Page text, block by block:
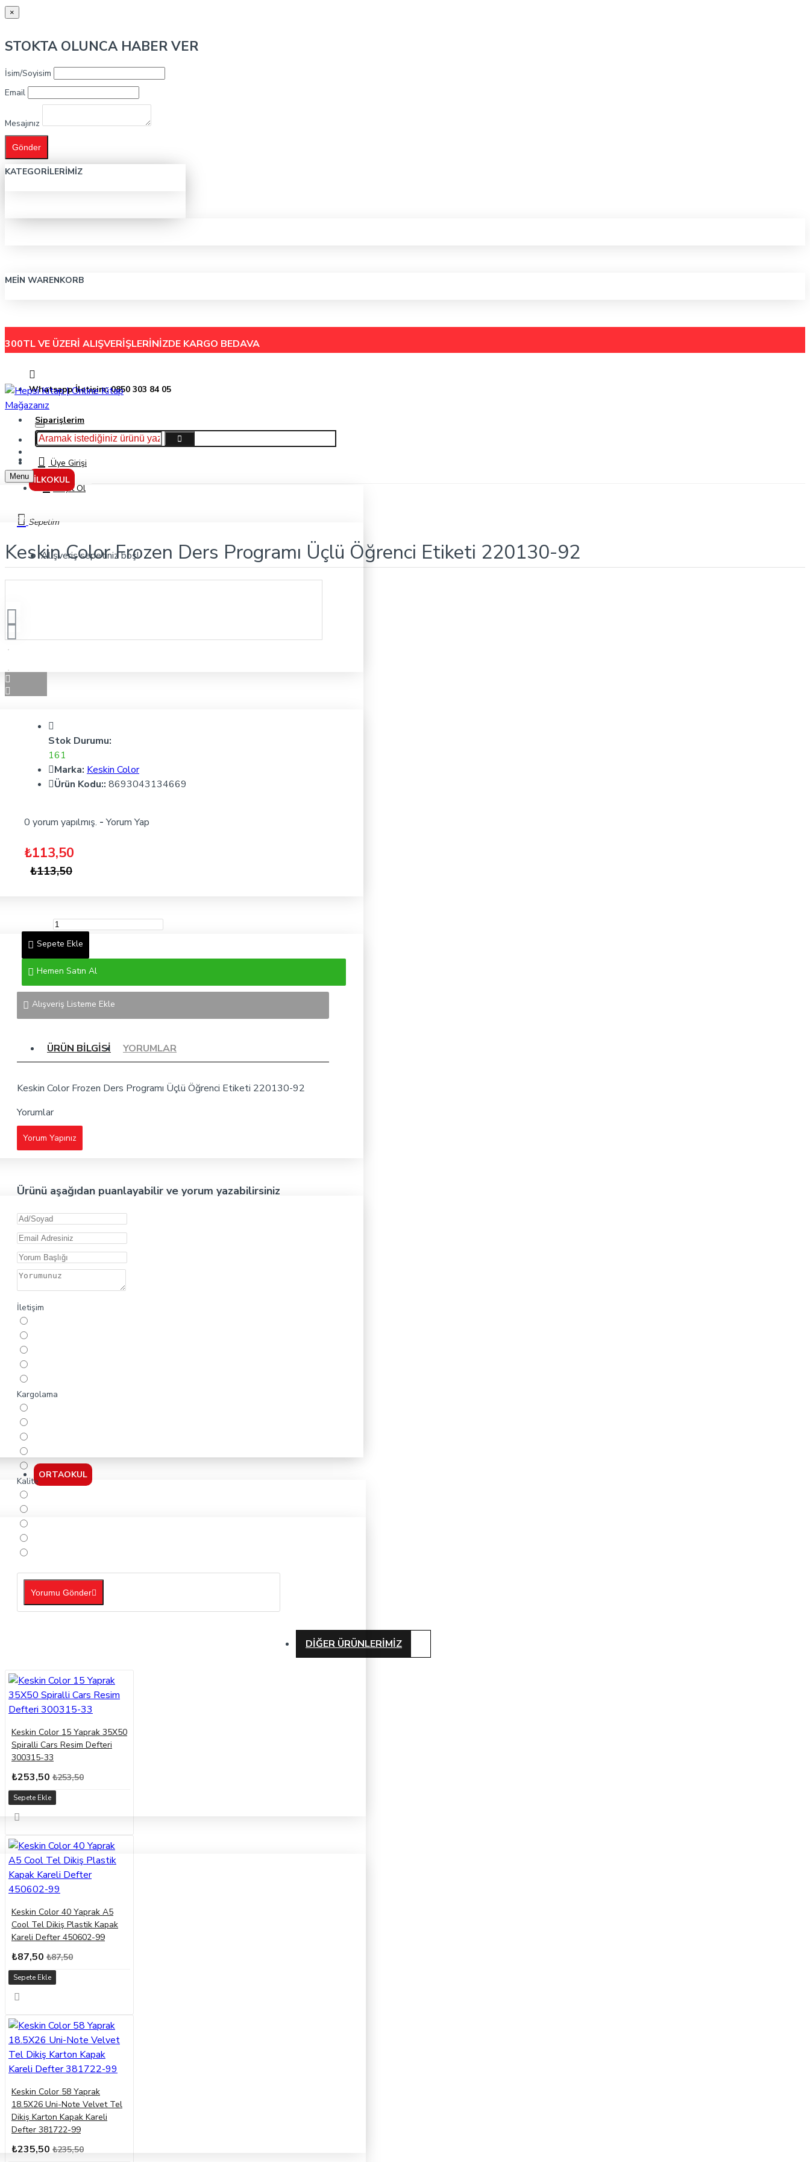
×
STOKTA OLUNCA HABER VER
İsim/Soyisim
Email
Mesajınız
Gönder
KATEGORILERIMIZ
MEIN WARENKORB
300TL VE ÜZERİ ALIŞVERİŞLERİNİZDE KARGO BEDAVA
Whatsapp İletişim: 0850 303 84 05
Siparişlerim
Hakkımızda
İletişimÜye Girişi
Kayıt Ol
Sepetim
Alışveriş sepetiniz boş!
İLKOKUL
ORTAOKUL
Menu
Keskin Color Frozen Ders Programı Üçlü Öğrenci Etiketi 220130-92
Keskin Color Frozen Ders Programı Üçlü Öğrenci Etiketi 220130-92
Stok Durumu:
161
Marka: Keskin Color
Ürün Kodu:: 8693043134669
0 yorum yapılmış. - Yorum Yap
₺113,50
₺113,50
Sepete Ekle
Hemen Satın Al
Alışveriş Listeme Ekle
ÜRÜN BILGISI YORUMLAR
Keskin Color Frozen Ders Programı Üçlü Öğrenci Etiketi 220130-92
Yorumlar
Yorum Yapınız
Ürünü aşağıdan puanlayabilir ve yorum yazabilirsiniz
İletişim
Kargolama
Kalite
Yorumu Gönder
DIĞER ÜRÜNLERIMIZ
Keskin Color 15 Yaprak 35X50
Spiralli Cars Resim Defteri
300315-33
₺253,50 ₺253,50
Sepete Ekle
Keskin Color 40 Yaprak A5
Cool Tel Dikiş Plastik Kapak
Kareli Defter 450602-99
₺87,50 ₺87,50
Sepete Ekle
Keskin Color 58 Yaprak
18.5X26 Uni-Note Velvet Tel
Dikiş Karton Kapak Kareli
Defter 381722-99
₺235,50 ₺235,50